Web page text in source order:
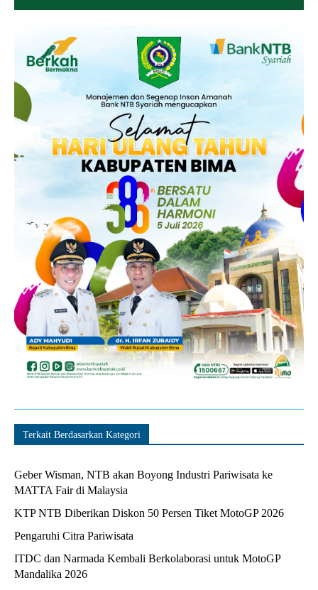
Terkait Berdasarkan Kategori
Geber Wisman, NTB akan Boyong Industri Pariwisata ke
MATTA Fair di Malaysia
KTP NTB Diberikan Diskon 50 Persen Tiket MotoGP 2026
Pengaruhi Citra Pariwisata
ITDC dan Narmada Kembali Berkolaborasi untuk MotoGP
Mandalika 2026